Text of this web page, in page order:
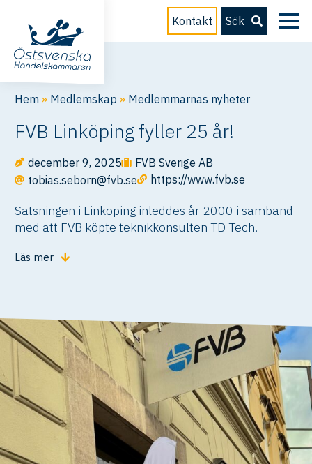
Kontakt Sök
Hem » Medlemskap » Medlemmarnas nyheter
FVB Linköping fyller 25 år!
december 9, 2025
FVB Sverige AB
tobias.seborn@fvb.se
https://www.fvb.se
Satsningen i Linköping inleddes år 2000 i samband
med att FVB köpte teknikkonsulten TD Tech.
Läs mer